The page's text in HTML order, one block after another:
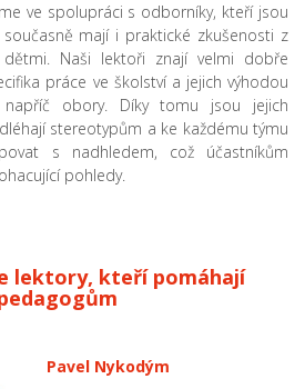
ve spolupráci s odborníky, kteří jsou
mají i praktické zkušenosti z
Naši lektoři znají velmi dobře
práce ve školství a jejich výhodou
obory. Díky tomu jsou jejich
stereotypům a ke každému týmu
s nadhledem, což účastníkům
pohledy.
lektory, kteří pomáhají
Pavel Nykodým